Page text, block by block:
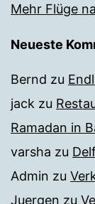
Mehr Flüge
Neueste
Bernd zu
jack zu
Ramadan in
varsha zu
Admin zu
Juergen zu